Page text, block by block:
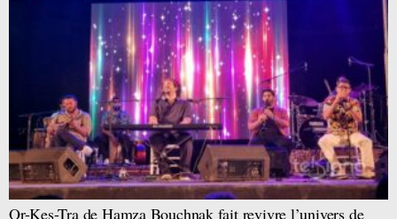
Or-Kes-Tra de Hamza Bouchnak fait revivre l’univers de